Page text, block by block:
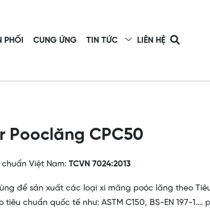
PHỐI CUNG ỨNG TIN TỨC LIÊN HỆ
Pooclăng CPC50
Việt Nam: TCVN 7024:2013
để sản xuất các loại xi măng poóc lăng theo
tiêu chuẩn quốc tế như: ASTM C150, BS-EN 197-1....